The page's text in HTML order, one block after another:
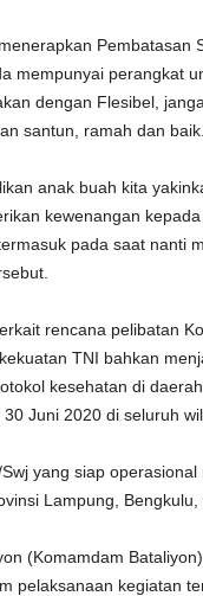
Pembatasan
mempunyai perangkat
dengan Flesibel,
santun, ramah dan
anak buah kita
kewenangan
pada saat nanti
rencana pelibatan
TNI bahkan
kesehatan di
Juni 2020 di seluruh
yang siap
Lampung,
(Komamdam
pelaksanaan kegiatan